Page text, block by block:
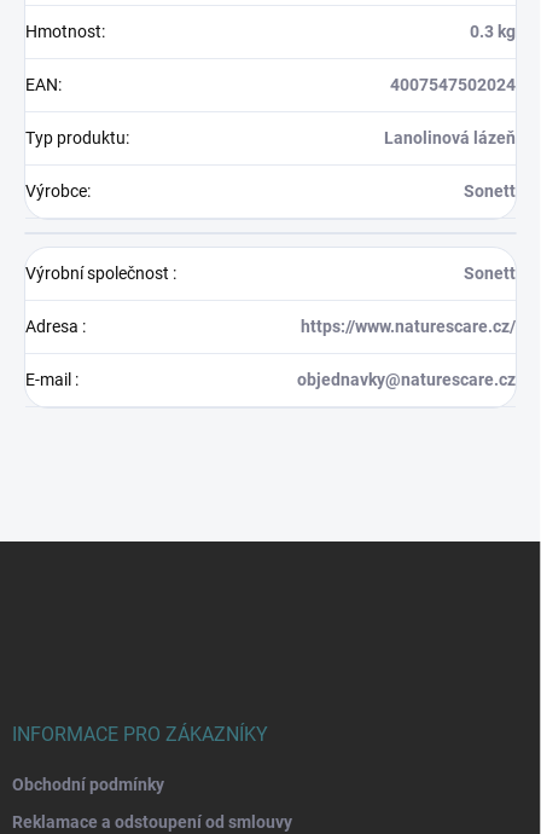
Hmotnost: 0.3 kg
EAN: 4007547502024
Typ produktu: Lanolinová lázeň
Výrobce: Sonett
Výrobní společnost : Sonett
Adresa : https://www.naturescare.cz/
E-mail : objednavky@naturescare.cz
INFORMACE PRO ZÁKAZNÍKY
Obchodní podmínky
Reklamace a odstoupení od smlouvy